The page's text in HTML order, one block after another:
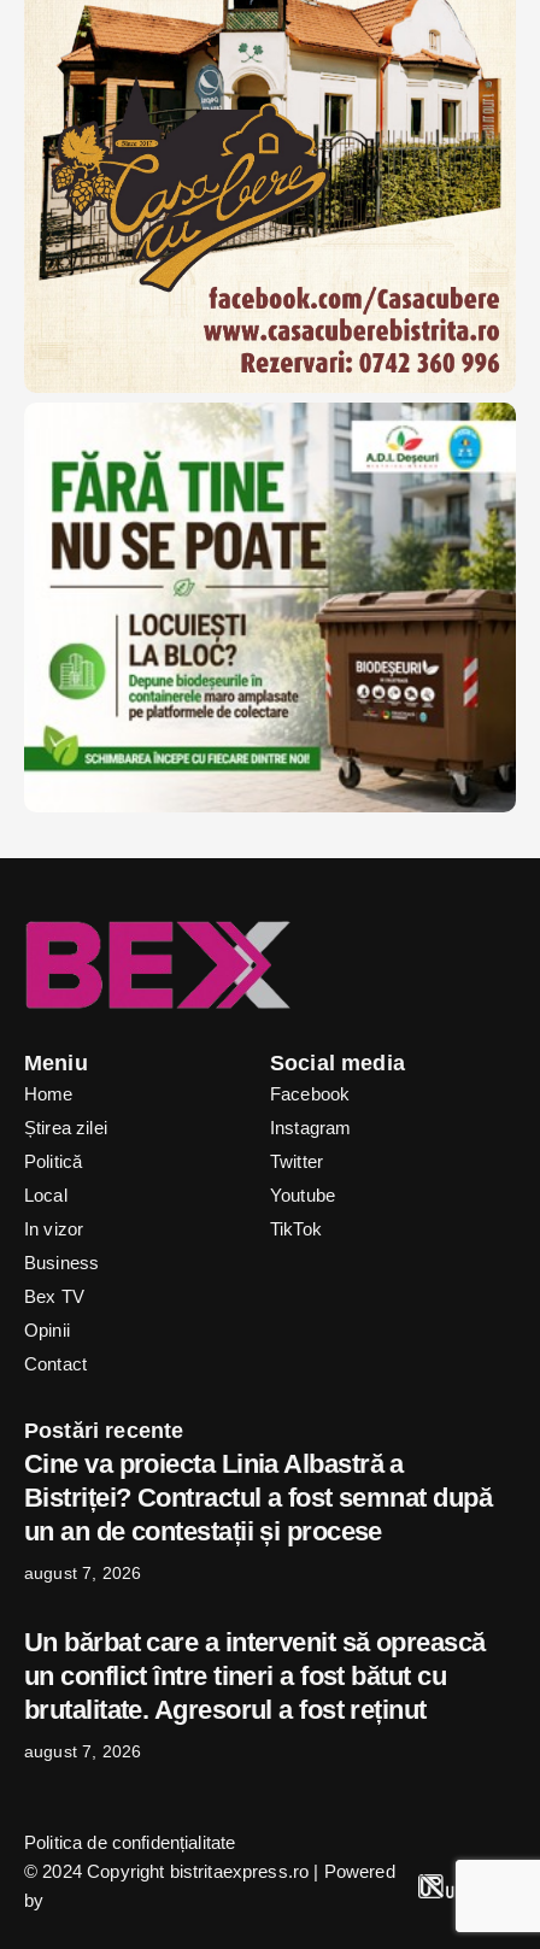
Meniu
Home
Știrea zilei
Politică
Local
In vizor
Business
Bex TV
Opinii
Contact
Social media
Facebook
Instagram
Twitter
Youtube
TikTok
Postări recente
Cine va proiecta Linia Albastră a
Bistriței? Contractul a fost semnat după
un an de contestații și procese
august 7, 2026
Un bărbat care a intervenit să oprească
un conflict între tineri a fost bătut cu
brutalitate. Agresorul a fost reținut
august 7, 2026
© 2024 Copyright bistritaexpress.ro | Powered
by
Politica de confidențialitate